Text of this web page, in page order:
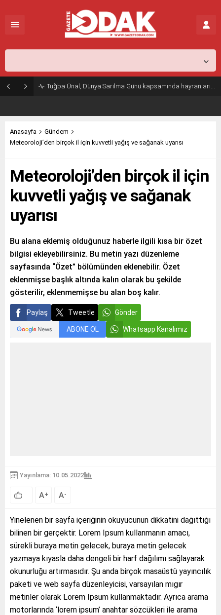
Tuğba Ünal, Dünya Sarılma Günü kapsamında hayranlarıyla buluştu
Anasayfa
Gündem
Meteoroloji’den birçok il için kuvvetli yağış ve sağanak uyarısı
Meteoroloji’den birçok il için
kuvvetli yağış ve sağanak
uyarısı
Bu alana eklemiş olduğunuz haberle ilgili kısa bir özet
bilgisi ekleyebilirsiniz. Bu metin yazı düzenleme
sayfasında “Özet” bölümünden eklenebilir. Özet
eklenmişse başlık altında kalın olarak bu şekilde
gösterilir, eklenmemişse bu alan boş kalır.
Paylaş Tweetle Gönder
ABONE OL Whatsapp Kanalımız
Yayınlama: 10.05.2022
A+ A-
Yinelenen bir sayfa içeriğinin okuyucunun dikkatini dağıttığı
bilinen bir gerçektir. Lorem Ipsum kullanmanın amacı,
sürekli buraya metin gelecek, buraya metin gelecek
yazmaya kıyasla daha dengeli bir harf dağılımı sağlayarak
okunurluğu artırmasıdır. Şu anda birçok masaüstü yayıncılık
paketi ve web sayfa düzenleyicisi, varsayılan mıgır
metinler olarak Lorem Ipsum kullanmaktadır. Ayrıca arama
motorlarında ‘lorem ipsum’ anahtar sözcükleri ile arama